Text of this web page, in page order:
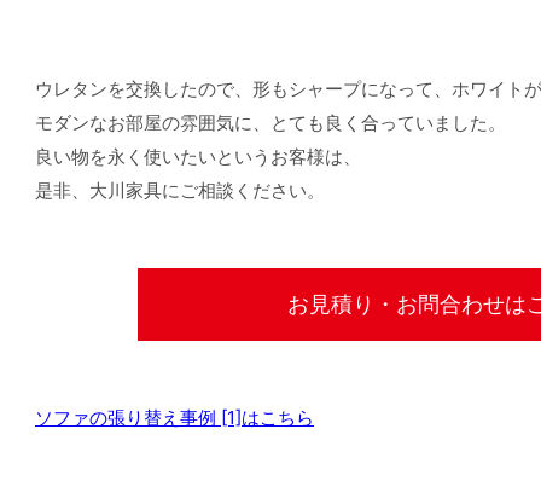
ウレタンを交換したので、形もシャープになって、ホワイトが
モダンなお部屋の雰囲気に、とても良く合っていました。
良い物を永く使いたいというお客様は、
是非、大川家具にご相談ください。
お見積り・お問合わせは
ソファの張り替え事例 [1]はこちら